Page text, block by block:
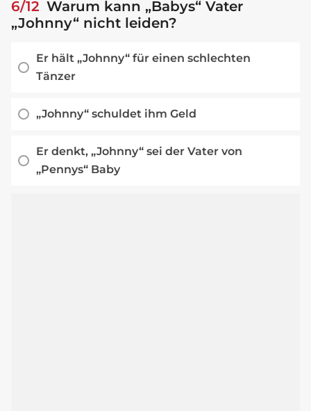
6/12 Warum kann „Babys“ Vater
„Johnny“ nicht leiden?
Er hält „Johnny“ für einen schlechten
Tänzer
„Johnny“ schuldet ihm Geld
Er denkt, „Johnny“ sei der Vater von
„Pennys“ Baby